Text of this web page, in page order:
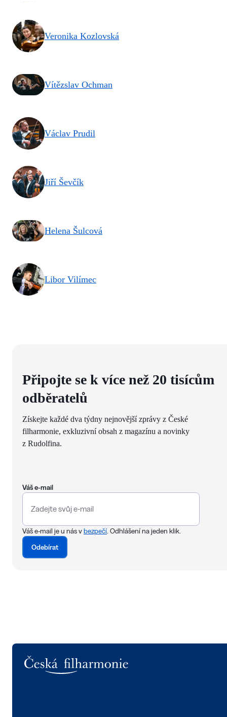
Veronika Kozlovská
Vítězslav Ochman
Václav Prudil
Jiří Ševčík
Helena Šulcová
Libor Vilímec
Připojte se k více než 20 tisícům
odběratelů
Získejte každé dva týdny nejnovější zprávy z České
filharmonie, exkluzivní obsah z magazínu a novinky
z Rudolfina.
Váš e-mail
Váš e-mail je u nás vbezpečí . Odhlášení na jeden klik.
Odebírat